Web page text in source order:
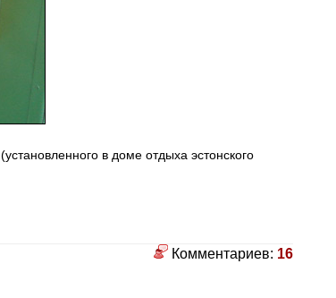
(установленного в доме отдыха эстонского
Комментариев: 16